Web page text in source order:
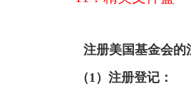
注册美国基金会的
（1）注册登记：